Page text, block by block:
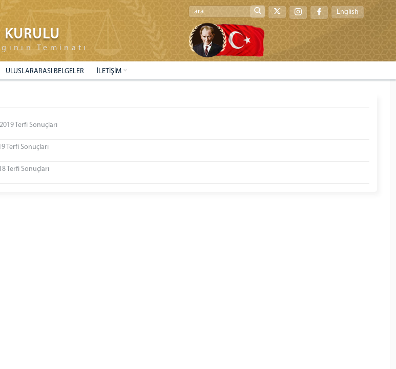
Teminatı
English
ULUSLARARASI BELGELER İLETİŞİM
Terfi Sonuçları
Terfi Sonuçları
Terfi Sonuçları